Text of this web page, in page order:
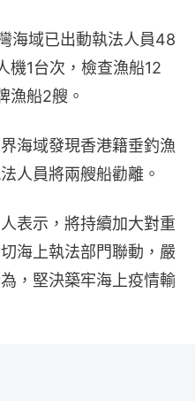
海域已出動執法人員48
機1台次，檢查漁船12
漁船2艘。
海域發現香港籍垂釣漁
人員將兩艘船勸離。
表示，將持續加大對重
海上執法部門聯動，嚴
，堅決築牢海上疫情輸